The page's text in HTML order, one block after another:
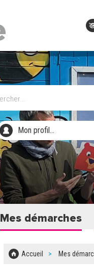
Mon profil...
Mes démarches
Accueil Mes